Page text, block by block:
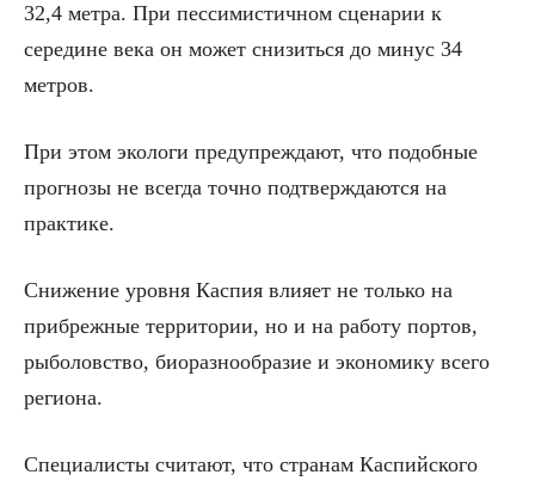
32,4 метра. При пессимистичном сценарии к
середине века он может снизиться до минус 34
метров.
При этом экологи предупреждают, что подобные
прогнозы не всегда точно подтверждаются на
практике.
Снижение уровня Каспия влияет не только на
прибрежные территории, но и на работу портов,
рыболовство, биоразнообразие и экономику всего
региона.
Специалисты считают, что странам Каспийского